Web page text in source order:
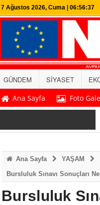
7 Ağustos 2026, Cuma | 06:56:38
GÜNDEM SİYASET
Ana Sayfa
Foto
Ana Sayfa
YAŞAM
Bursluluk Sınavı Sonuçları
Bursluluk